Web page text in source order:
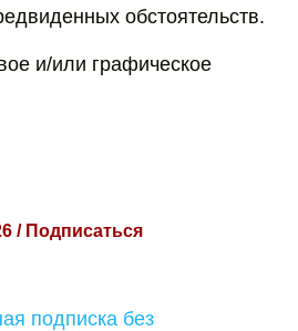
обстоятельств.
и/или графическое
/ Подписаться
подписка без